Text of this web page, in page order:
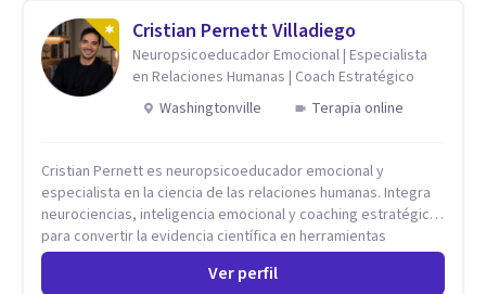
Cristian Pernett Villadiego
Neuropsicoeducador Emocional | Especialista
en Relaciones Humanas | Coach Estratégico
Washingtonville
Terapia online
Cristian Pernett es neuropsicoeducador emocional y
especialista en la ciencia de las relaciones humanas. Integra
neurociencias, inteligencia emocional y coaching estratégico
para convertir la evidencia científica en herramientas
prácticas que mejoran la forma en que las personas viven,
aman, lideran y se comunican. Con más de 20 años deVer perfil